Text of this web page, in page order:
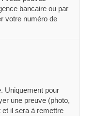
bancaire ou par
votre numéro de
Uniquement pour
une preuve (photo,
et il sera à remettre